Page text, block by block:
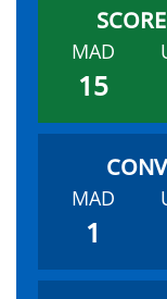
MAD
15
MAD
1